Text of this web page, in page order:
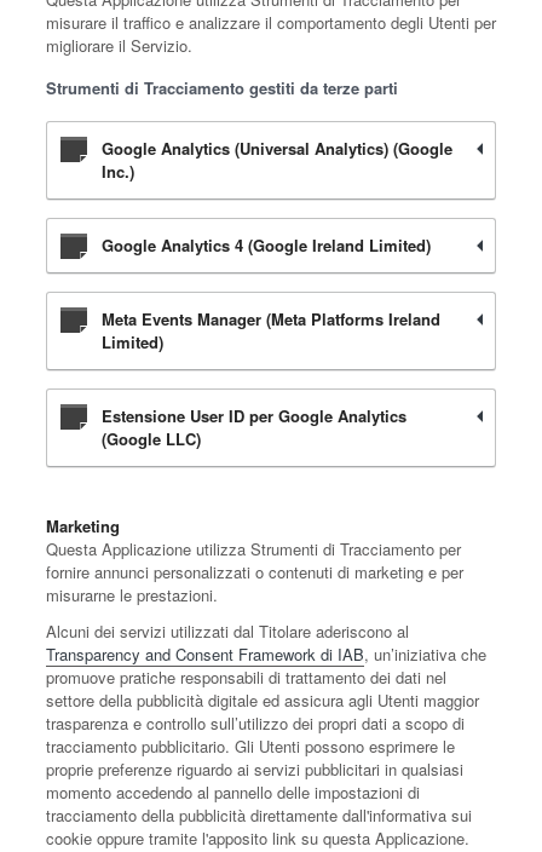
misurare il traffico e analizzare il comportamento degli Utenti per
migliorare il Servizio.
Strumenti di Tracciamento gestiti da terze parti
Google Analytics (Universal Analytics) (Google
Inc.)
Google Analytics 4 (Google Ireland Limited)
Meta Events Manager (Meta Platforms Ireland
Limited)
Estensione User ID per Google Analytics
(Google LLC)
Marketing
Questa Applicazione utilizza Strumenti di Tracciamento per
fornire annunci personalizzati o contenuti di marketing e per
misurarne le prestazioni.
Alcuni dei servizi utilizzati dal Titolare aderiscono al
Transparency and Consent Framework di IAB, un’iniziativa che
promuove pratiche responsabili di trattamento dei dati nel
settore della pubblicità digitale ed assicura agli Utenti maggior
trasparenza e controllo sull’utilizzo dei propri dati a scopo di
tracciamento pubblicitario. Gli Utenti possono esprimere le
proprie preferenze riguardo ai servizi pubblicitari in qualsiasi
momento accedendo al pannello delle impostazioni di
tracciamento della pubblicità direttamente dall'informativa sui
cookie oppure tramite l'apposito link su questa Applicazione.